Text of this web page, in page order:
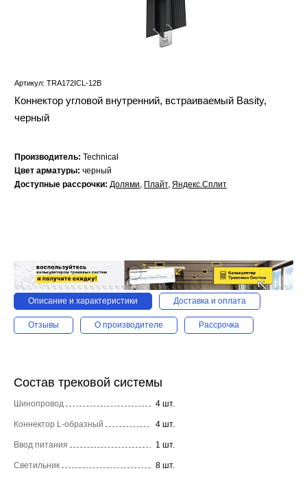
Артикул: TRA172ICL-12B
Коннектор угловой внутренний, встраиваемый Basity,
черный
Производитель: Technical
Цвет арматуры: черный
Доступные рассрочки: Долями, Плайт, Яндекс.Сплит
Описание и характеристики Доставка и оплата
Отзывы О производителе Рассрочка
Состав трековой системы
Шинопровод 4 шт.
Коннектор L-образный 4 шт.
Ввод питания 1 шт.
Светильник 8 шт.